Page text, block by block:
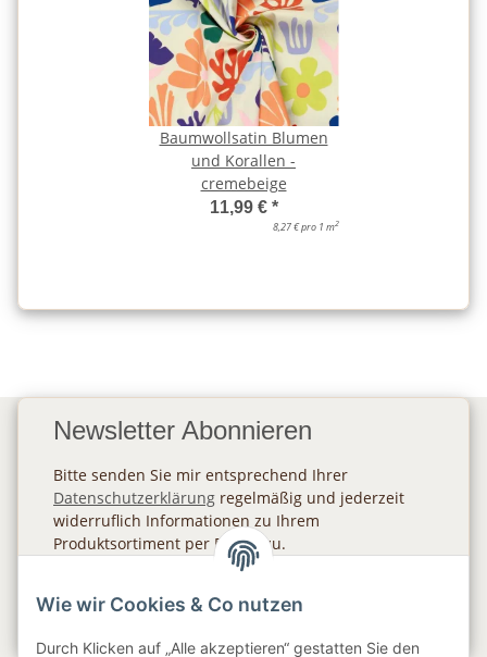
Baumwollsatin Blumen
und Korallen -
cremebeige
11,99 € *
8,27 € pro 1 m2
Newsletter Abonnieren
Bitte senden Sie mir entsprechend Ihrer
Datenschutzerklärung regelmäßig und jederzeit
widerruflich Informationen zu Ihrem
Produktsortiment per E-Mail zu.
Wie wir Cookies & Co nutzen
Durch Klicken auf „Alle akzeptieren“ gestatten Sie den